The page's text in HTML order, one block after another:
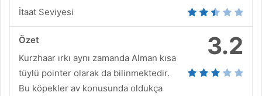
İtaat Seviyesi
3.2
Özet
Kurzhaar ırkı aynı zamanda Alman kısa
tüylü pointer olarak da bilinmektedir.
Bu köpekler av konusunda oldukça